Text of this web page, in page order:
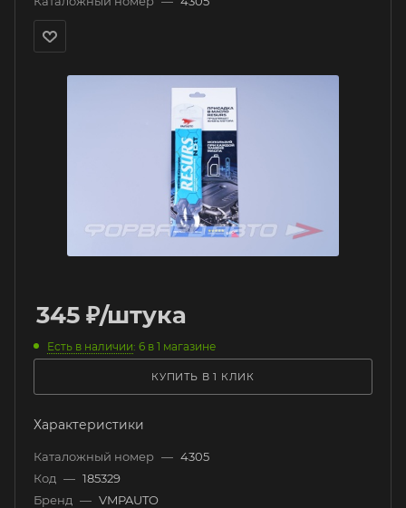
345 ₽/штука
Есть в наличии: 6 в 1 магазине
КУПИТЬ В 1 КЛИК
Характеристики
Каталожный номер — 4305
Код — 185329
Бренд — VMPAUTO